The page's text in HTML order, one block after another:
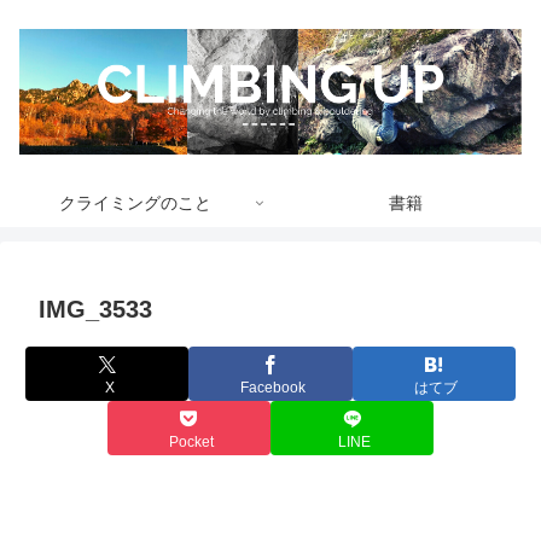
クライミングのこと 書籍
IMG_3533
X Facebook はてブ
Pocket LINE